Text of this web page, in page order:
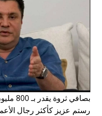
رستم عزيز كأكثر رجال الأعمال